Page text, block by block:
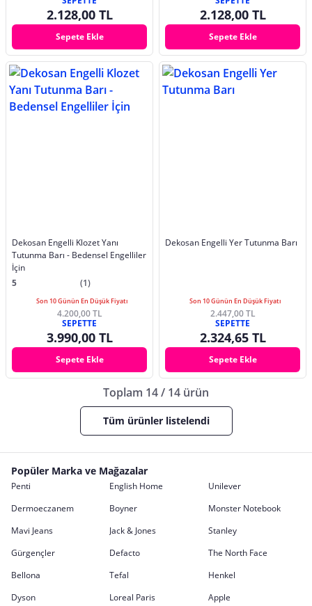
2.128,00 TL
Sepete Ekle
2.128,00 TL
Sepete Ekle
Dekosan Engelli Klozet Yanı
Tutunma Barı - Bedensel Engelliler
İçin
5
(1)
Son 10 Günün En Düşük Fiyatı
4.200,00 TL
SEPETTE
3.990,00 TL
Sepete Ekle
Dekosan Engelli Yer Tutunma Barı
Son 10 Günün En Düşük Fiyatı
2.447,00 TL
SEPETTE
2.324,65 TL
Sepete Ekle
Toplam 14 / 14 ürün
Tüm ürünler listelendi
Popüler Marka ve Mağazalar
Penti English Home
Unilever
Dermoeczanem
Boyner
Monster Notebook
Mavi Jeans
Jack & Jones
Stanley
Gürgençler
Defacto
The North Face
Bellona
Tefal
Henkel
Dyson
Loreal Paris
Apple